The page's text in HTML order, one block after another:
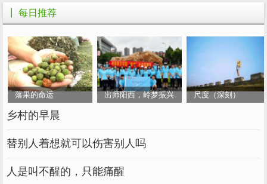
┃ 每日推荐
落果的命运 出师阳西，岭梦振兴 尺度（深刻）
乡村的早晨
替别人着想就可以伤害别人吗
人是叫不醒的，只能痛醒